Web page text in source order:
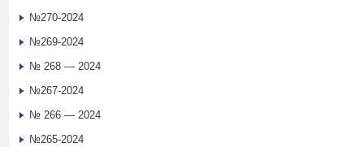
№270-2024
№269-2024
№ 268 — 2024
№267-2024
№ 266 — 2024
№265-2024